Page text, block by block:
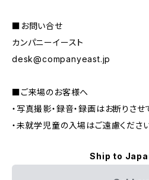
■お問い合せ
カンパニーイースト
desk@companyeast.jp
■ご来場のお客様へ
・写真撮影・録音・録画はお断りさせ
・未就学児童の入場はご遠慮ください
Ship to